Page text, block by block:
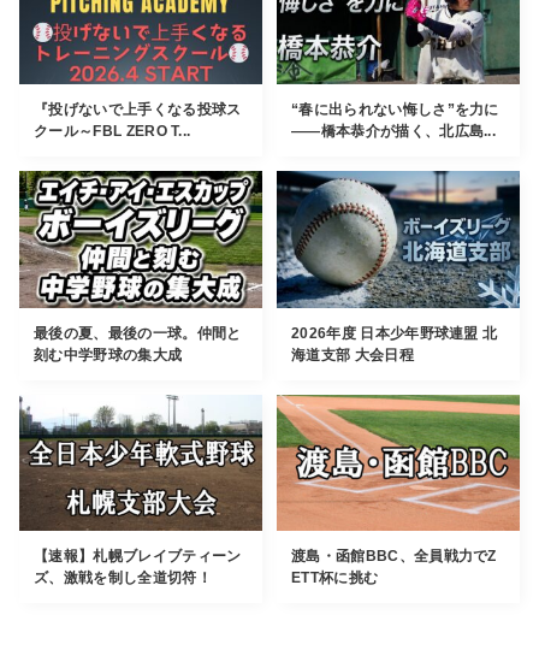
『投げないで上手くなる投球ス
クール～FBL ZERO T...
“春に出られない悔しさ”を力に
――橋本恭介が描く、北広島...
最後の夏、最後の一球。仲間と
刻む中学野球の集大成
2026年度 日本少年野球連盟 北
海道支部 大会日程
【速報】札幌ブレイブティーン
ズ、激戦を制し全道切符！
渡島・函館BBC、全員戦力でZ
ETT杯に挑む